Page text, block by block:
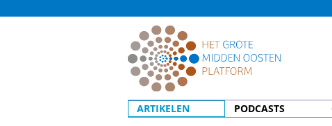
ARTIKELEN PODCASTS